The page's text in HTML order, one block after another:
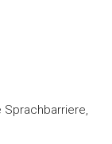
Sprachbarriere,